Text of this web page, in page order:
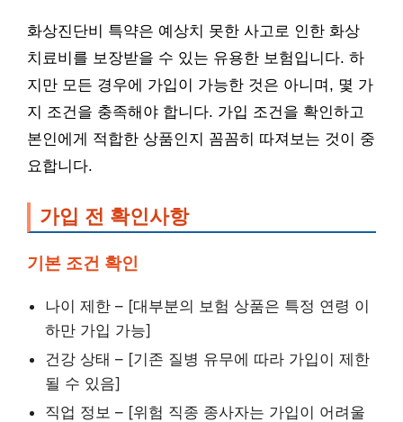
화상진단비 특약은 예상치 못한 사고로 인한 화상
치료비를 보장받을 수 있는 유용한 보험입니다. 하
지만 모든 경우에 가입이 가능한 것은 아니며, 몇 가
지 조건을 충족해야 합니다. 가입 조건을 확인하고
본인에게 적합한 상품인지 꼼꼼히 따져보는 것이 중
요합니다.
가입 전 확인사항
기본 조건 확인
나이 제한 – [대부분의 보험 상품은 특정 연령 이
하만 가입 가능]
건강 상태 – [기존 질병 유무에 따라 가입이 제한
될 수 있음]
직업 정보 – [위험 직종 종사자는 가입이 어려울